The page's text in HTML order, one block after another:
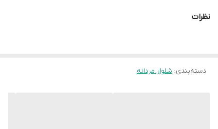
شیوه اندازه گیرینظرات
دسته‌بندی: شلوار مردانه